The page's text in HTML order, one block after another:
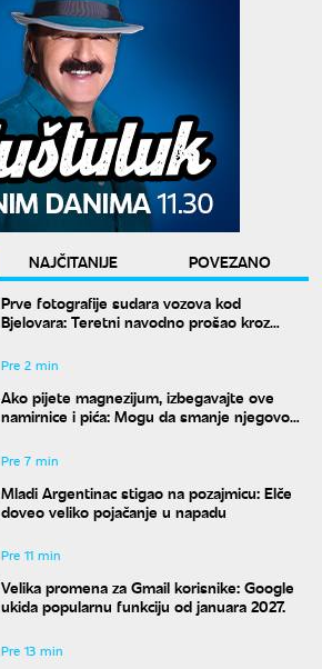
NAJČITANIJE
POVEZANO
Prve fotografije sudara vozova kod
Bjelovara: Teretni navodno prošao kroz
Pre 2 min
Ako pijete magnezijum, izbegavajte ove
namirnice i pića: Mogu da smanje njegovo
Pre 7 min
Mladi Argentinac stigao na pozajmicu: Elče
doveo veliko pojačanje u napadu
Pre 11 min
Velika promena za Gmail korisnike: Google
ukida popularnu funkciju od januara 2027.
Pre 13 min